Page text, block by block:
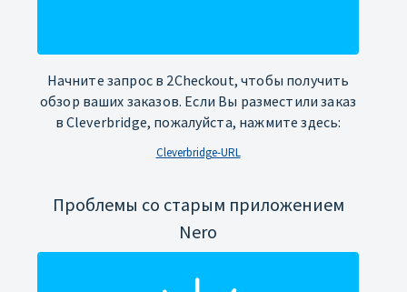
Начните запрос в 2Checkout, чтобы получить
обзор ваших заказов. Если Вы разместили заказ
в Cleverbridge, пожалуйста, нажмите здесь:
Cleverbridge-URL
Проблемы со старым приложением
Nero